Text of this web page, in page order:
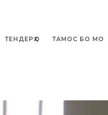
ТЕНДЕРҲО ТАМОС БО МО